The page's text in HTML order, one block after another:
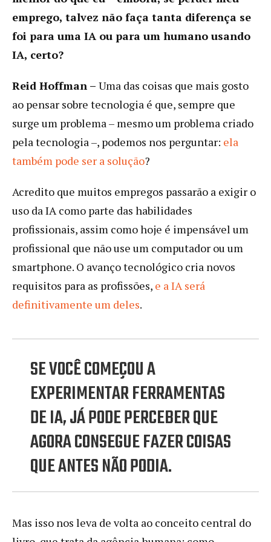
emprego, talvez não faça tanta diferença se
foi para uma IA ou para um humano usando
IA, certo?
Reid Hoffman – Uma das coisas que mais gosto
ao pensar sobre tecnologia é que, sempre que
surge um problema – mesmo um problema criado
pela tecnologia –, podemos nos perguntar: ela
também pode ser a solução?
Acredito que muitos empregos passarão a exigir o
uso da IA como parte das habilidades
profissionais, assim como hoje é impensável um
profissional que não use um computador ou um
smartphone. O avanço tecnológico cria novos
requisitos para as profissões, e a IA será
definitivamente um deles.
SE VOCÊ COMEÇOU A
EXPERIMENTAR FERRAMENTAS
DE IA, JÁ PODE PERCEBER QUE
AGORA CONSEGUE FAZER COISAS
QUE ANTES NÃO PODIA.
Mas isso nos leva de volta ao conceito central do